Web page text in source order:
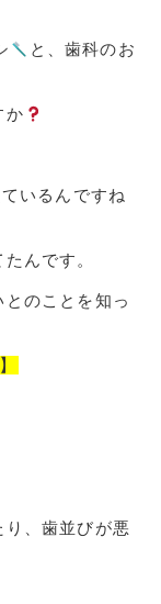
と、歯科のお
か
いるんですね
んです。
のことを知っ
、歯並びが悪